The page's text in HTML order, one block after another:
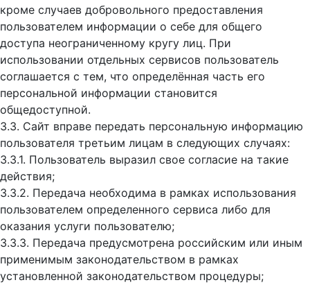
кроме случаев добровольного предоставления
пользователем информации о себе для общего
доступа неограниченному кругу лиц. При
использовании отдельных сервисов пользователь
соглашается с тем, что определённая часть его
персональной информации становится
общедоступной.
3.3. Сайт вправе передать персональную информацию
пользователя третьим лицам в следующих случаях:
3.3.1. Пользователь выразил свое согласие на такие
действия;
3.3.2. Передача необходима в рамках использования
пользователем определенного сервиса либо для
оказания услуги пользователю;
3.3.3. Передача предусмотрена российским или иным
применимым законодательством в рамках
установленной законодательством процедуры;